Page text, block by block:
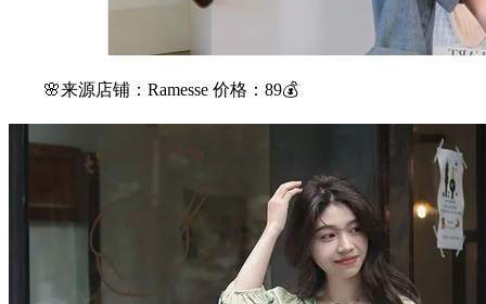
🌸来源店铺：Ramesse 价格：89💰